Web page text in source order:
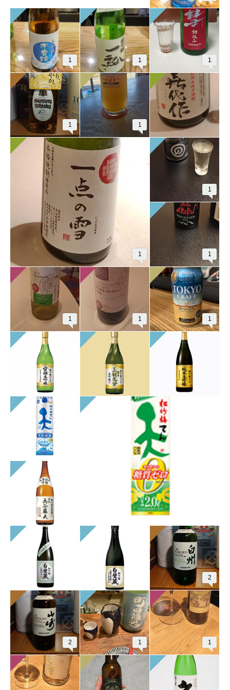
1 1 1
1 1
1
1
1
1 1 1
2
2 1 1